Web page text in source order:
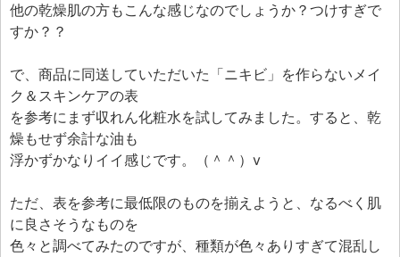
他の乾燥肌の方もこんな感じなのでしょうか？つけすぎで
すか？？
で、商品に同送していただいた「ニキビ」を作らないメイ
ク＆スキンケアの表
を参考にまず収れん化粧水を試してみました。すると、乾
燥もせず余計な油も
浮かずかなりイイ感じです。（＾＾）v
ただ、表を参考に最低限のものを揃えようと、なるべく肌
に良さそうなものを
色々と調べてみたのですが、種類が色々ありすぎて混乱し